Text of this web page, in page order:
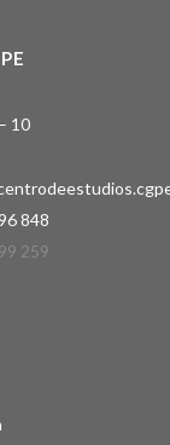
10
848
259